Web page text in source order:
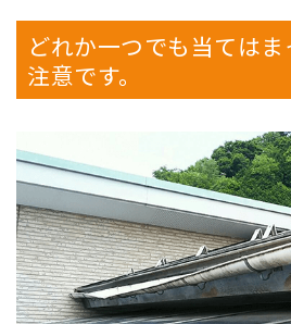
どれか一つでも当ては
注意です。